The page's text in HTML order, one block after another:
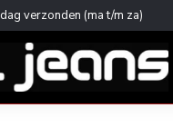
verzonden (ma t/m za)